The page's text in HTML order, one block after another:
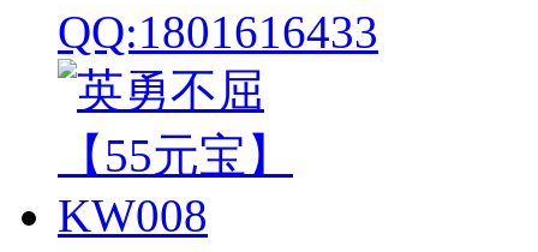
QQ:1801616433